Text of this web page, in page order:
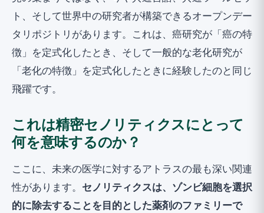
ト、そして世界中の研究者が構築できるオープンデー
タリポジトリがあります。これは、癌研究が「癌の特
徴」を定式化したとき、そして一般的な老化研究が
「老化の特徴」を定式化したときに経験したのと同じ
飛躍です。
これは精密セノリティクスにとって
何を意味するのか？
ここに、未来の医学に対するアトラスの最も深い関連
性があります。 セノリティクスは、ゾンビ細胞を選択
的に除去することを目的とした薬剤のファミリーで